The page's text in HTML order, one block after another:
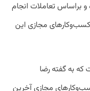
و براساس تعاملات انجام
مجازی این
به گفته رضا
مجازی آخرین